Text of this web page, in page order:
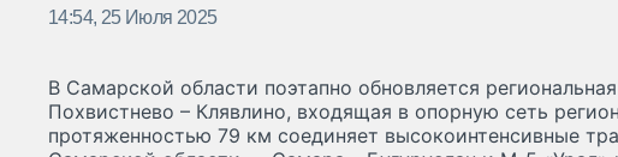
14:54, 25 Июля 2025
В Самарской области поэтапно обновляется
Похвистнево – Клявлино, входящая в опорную сеть
протяженностью 79 км соединяет высокоинтенсивные